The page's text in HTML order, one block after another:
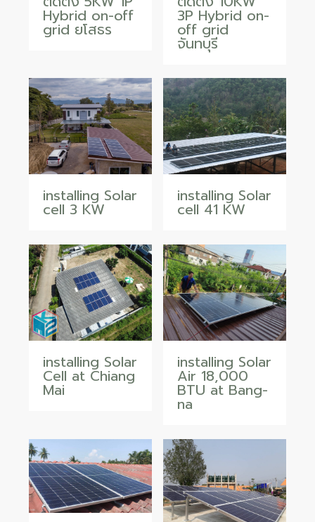
Hybrid on-off
grid ยโสธร
3P Hybrid on-
off grid
จันทบุรี
installing Solar
cell 3 KW
installing Solar
cell 41 KW
installing Solar
Cell at Chiang
Mai
installing Solar
Air 18,000
BTU at Bang-
na